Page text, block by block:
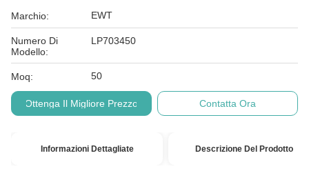
Marchio: EWT
Numero Di
Modello:
LP703450
Moq: 50
Ottenga Il Migliore Prezzo Contatta Ora
Informazioni Dettagliate Descrizione Del Prodotto